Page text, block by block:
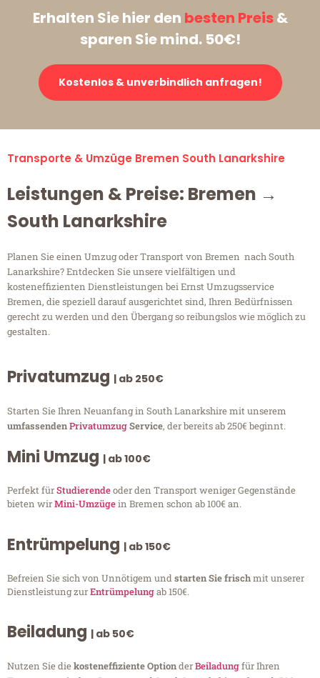
Erhalten Sie hier den besten Preis&
sparen Sie mind. 50€!
Kostenlos & unverbindlich anfragen!
Transporte & Umzüge Bremen South Lanarkshire
Leistungen & Preise: Bremen →
South Lanarkshire
Planen Sie einen Umzug oder Transport von Bremen nach South
Lanarkshire? Entdecken Sie unsere vielfältigen und
kosteneffizienten Dienstleistungen bei Ernst Umzugsservice
Bremen, die speziell darauf ausgerichtet sind, Ihren Bedürfnissen
gerecht zu werden und den Übergang so reibungslos wie möglich zu
gestalten.
Privatumzug | ab 250€
Starten Sie Ihren Neuanfang in South Lanarkshire mit unserem
umfassendenPrivatumzugService, der bereits ab 250€ beginnt.
Mini Umzug | ab 100€
Perfekt fürStudierendeoder den Transport weniger Gegenstände
bieten wirMini-Umzügein Bremen schon ab 100€ an.
Entrümpelung | ab 150€
Befreien Sie sich von Unnötigem undstarten Sie frischmit unserer
Dienstleistung zurEntrümpelungab 150€.
Beiladung | ab 50€
Nutzen Sie diekosteneffiziente OptionderBeiladungfür Ihren